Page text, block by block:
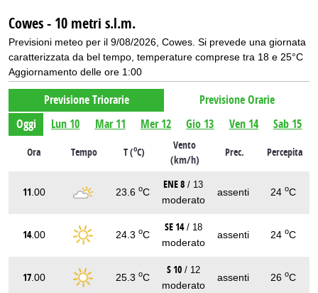
Cowes - 10 metri s.l.m.
Previsioni meteo per il 9/08/2026, Cowes. Si prevede una giornata
caratterizzata da bel tempo, temperature comprese tra 18 e 25°C
Aggiornamento delle ore 1:00
Previsione Triorarie
Previsione Orarie
Oggi
Lun 10 Mar 11 Mer 12 Gio 13 Ven 14 Sab 15
Ora Tempo T (oC)
Vento
(km/h)
Prec. Percepita
11 .00 23.6 oC
ENE 8 / 13
moderato
assenti 24 oC
14.00 24.3 oC
SE 14 / 18
moderato
assenti 24 oC
17 .00 25.3 oC
S 10 / 12
moderato
assenti 26 oC